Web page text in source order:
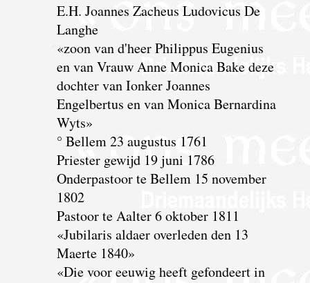
E.H. Joannes Zacheus Ludovicus De
Langhe
«zoon van d'heer Philippus Eugenius
en van Vrauw Anne Monica Bake deze
dochter van Ionker Joannes
Engelbertus en van Monica Bernardina
Wyts»
° Bellem 23 augustus 1761
Priester gewijd 19 juni 1786
Onderpastoor te Bellem 15 november
1802
Pastoor te Aalter 6 oktober 1811
«Jubilaris aldaer overleden den 13
Maerte 1840»
«Die voor eeuwig heeft gefondeert in